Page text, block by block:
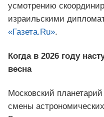
усмотрению
израильскими
«Газета.Ru».
Когда в 2026 году
весна
Московский
смены